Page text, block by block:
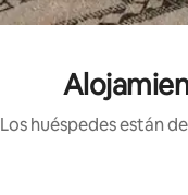
Los huéspedes están